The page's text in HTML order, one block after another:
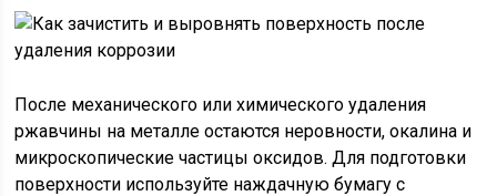
После механического или химического удаления
ржавчины на металле остаются неровности, окалина и
микроскопические частицы оксидов. Для подготовки
поверхности используйте наждачную бумагу с